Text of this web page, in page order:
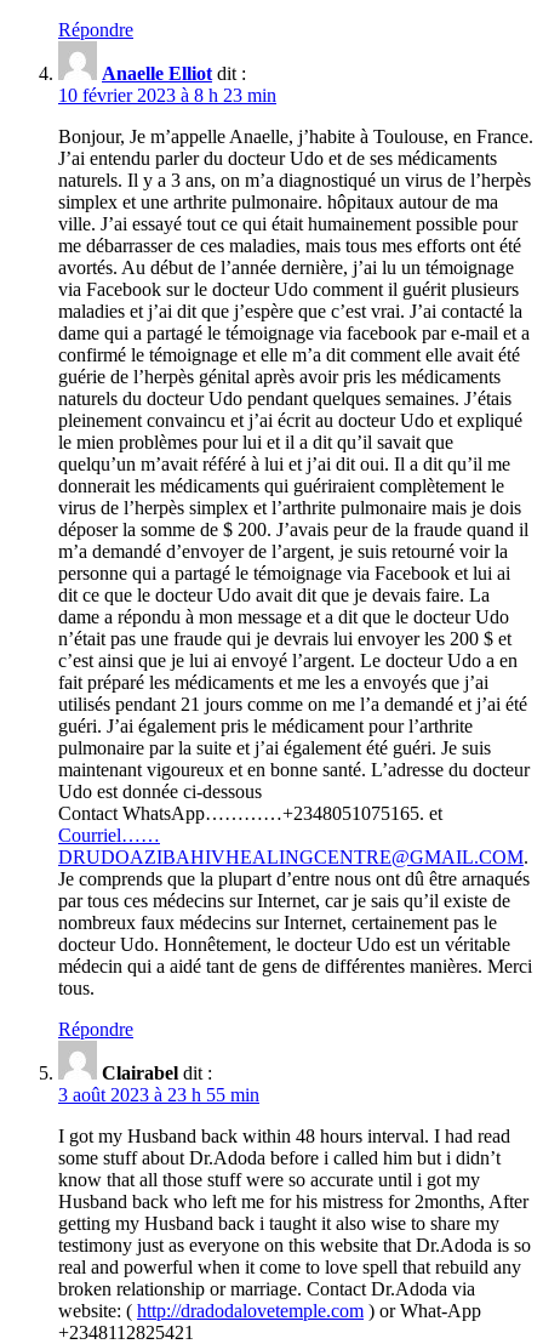
Répondre
Anaelle Elliot dit :
10 février 2023 à 8 h 23 min
Bonjour, Je m’appelle Anaelle, j’habite à Toulouse, en France.
J’ai entendu parler du docteur Udo et de ses médicaments
naturels. Il y a 3 ans, on m’a diagnostiqué un virus de l’herpès
simplex et une arthrite pulmonaire. hôpitaux autour de ma
ville. J’ai essayé tout ce qui était humainement possible pour
me débarrasser de ces maladies, mais tous mes efforts ont été
avortés. Au début de l’année dernière, j’ai lu un témoignage
via Facebook sur le docteur Udo comment il guérit plusieurs
maladies et j’ai dit que j’espère que c’est vrai. J’ai contacté la
dame qui a partagé le témoignage via facebook par e-mail et a
confirmé le témoignage et elle m’a dit comment elle avait été
guérie de l’herpès génital après avoir pris les médicaments
naturels du docteur Udo pendant quelques semaines. J’étais
pleinement convaincu et j’ai écrit au docteur Udo et expliqué
le mien problèmes pour lui et il a dit qu’il savait que
quelqu’un m’avait référé à lui et j’ai dit oui. Il a dit qu’il me
donnerait les médicaments qui guériraient complètement le
virus de l’herpès simplex et l’arthrite pulmonaire mais je dois
déposer la somme de $ 200. J’avais peur de la fraude quand il
m’a demandé d’envoyer de l’argent, je suis retourné voir la
personne qui a partagé le témoignage via Facebook et lui ai
dit ce que le docteur Udo avait dit que je devais faire. La
dame a répondu à mon message et a dit que le docteur Udo
n’était pas une fraude qui je devrais lui envoyer les 200 $ et
c’est ainsi que je lui ai envoyé l’argent. Le docteur Udo a en
fait préparé les médicaments et me les a envoyés que j’ai
utilisés pendant 21 jours comme on me l’a demandé et j’ai été
guéri. J’ai également pris le médicament pour l’arthrite
pulmonaire par la suite et j’ai également été guéri. Je suis
maintenant vigoureux et en bonne santé. L’adresse du docteur
Udo est donnée ci-dessous
Contact WhatsApp…………+2348051075165. et
Courriel……
DRUDOAZIBAHIVHEALINGCENTRE@GMAIL.COM.
Je comprends que la plupart d’entre nous ont dû être arnaqués
par tous ces médecins sur Internet, car je sais qu’il existe de
nombreux faux médecins sur Internet, certainement pas le
docteur Udo. Honnêtement, le docteur Udo est un véritable
médecin qui a aidé tant de gens de différentes manières. Merci
tous.
Répondre
Clairabel dit :
3 août 2023 à 23 h 55 min
I got my Husband back within 48 hours interval. I had read
some stuff about Dr.Adoda before i called him but i didn’t
know that all those stuff were so accurate until i got my
Husband back who left me for his mistress for 2months, After
getting my Husband back i taught it also wise to share my
testimony just as everyone on this website that Dr.Adoda is so
real and powerful when it come to love spell that rebuild any
broken relationship or marriage. Contact Dr.Adoda via
website: ( http://dradodalovetemple.com ) or What-App
+2348112825421